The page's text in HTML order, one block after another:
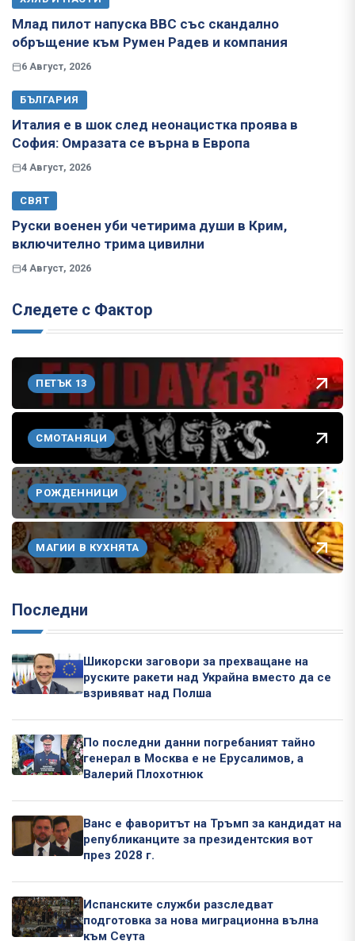
Млад пилот напуска ВВС със скандално
обръщение към Румен Радев и компания
6 Август, 2026
БЪЛГАРИЯ
Италия е в шок след неонацистка проява в
София: Омразата се върна в Европа
4 Август, 2026
СВЯТ
Руски военен уби четирима души в Крим,
включително трима цивилни
4 Август, 2026
Следете с Фактор
ПЕТЪК 13
СМОТАНЯЦИ
РОЖДЕННИЦИ
МАГИИ В КУХНЯТА
Последни
Шикорски заговори за прехващане на
руските ракети над Украйна вместо да се
взривяват над Полша
По последни данни погребаният тайно
генерал в Москва е не Ерусалимов, а
Валерий Плохотнюк
Ванс е фаворитът на Тръмп за кандидат на
републиканците за президентския вот
през 2028 г.
Испанските служби разследват
подготовка за нова миграционна вълна
към Сеута